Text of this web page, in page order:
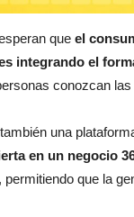
que el
integrando el
conozcan
una
en un negocio
que la